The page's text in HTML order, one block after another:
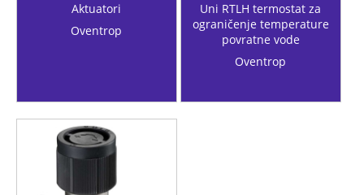
Aktuatori
Oventrop
Uni RTLH termostat za
ograničenje temperature
povratne vode
Oventrop